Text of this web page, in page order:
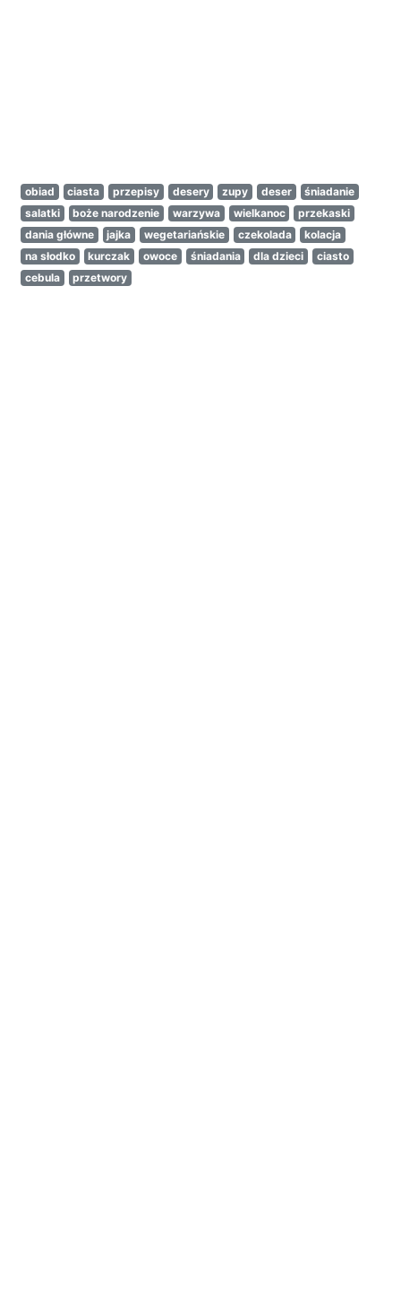
obiad ciasta przepisy desery zupy deser
śniadanie
salatki
boże narodzenie warzywa wielkanoc
przekaski
dania główne
jajka wegetariańskie czekolada
kolacja
na słodko
kurczak owoce śniadania dla dzieci
ciasto
cebula
przetwory